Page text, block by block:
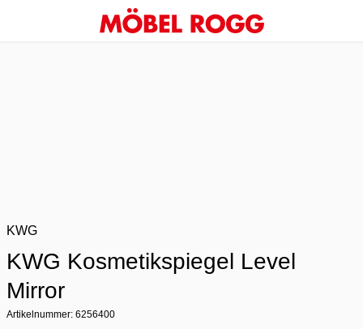
KWG
KWG Kosmetikspiegel Level
Mirror
Artikelnummer: 6256400